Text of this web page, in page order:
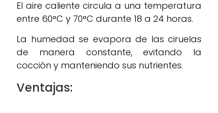
El aire caliente circula a una temperatura
entre 60°C y 70°C durante 18 a 24 horas.
La humedad se evapora de las ciruelas
de manera constante, evitando la
cocción y manteniendo sus nutrientes.
Ventajas: